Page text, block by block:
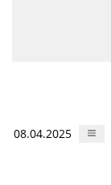
08.04.2025